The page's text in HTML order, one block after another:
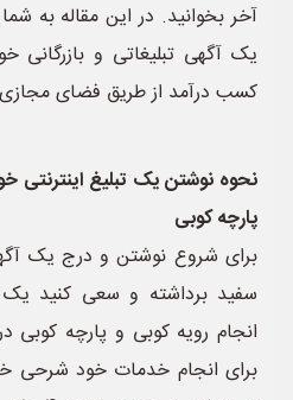
آخر بخوانید. در این مقاله به
یک آگهی تبلیغاتی و بازرگانی
کسب درآمد از طریق فضای مجازی
نحوه نوشتن یک تبلیغ اینترنتی
پارچه کوبی
برای شروع نوشتن و درج یک
سفید برداشته و سعی کنید
انجام رویه کوبی و پارچه کوبی
برای انجام خدمات خود شرحی